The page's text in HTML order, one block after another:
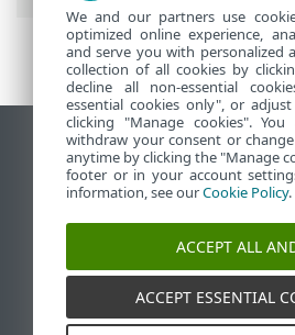
Жұмыс үстеліндегі
End of Life
ESET білім қоры
ESET форумы
ESET Status Portal
Аймақтық қолдау
We and our partners use
optimized online experience,
and serve you with personalized
collection of all cookies by
decline all non-essential
essential cookies only", or
clicking "Manage cookies".
withdraw your consent or
anytime by clicking the "Manage
footer or in your account
information, see ourCookie Policy.
ACCEPT ALL
ACCEPT ESSENTIAL